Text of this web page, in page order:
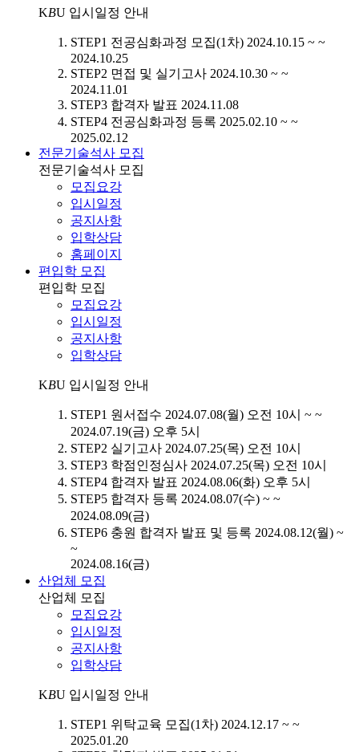
KBU 입시일정 안내
STEP1 전공심화과정 모집(1차) 2024.10.15 ~ ~
2024.10.25
STEP2 면접 및 실기고사 2024.10.30 ~ ~
2024.11.01
STEP3 합격자 발표 2024.11.08
STEP4 전공심화과정 등록 2025.02.10 ~ ~
2025.02.12
전문기술석사 모집
전문기술석사 모집
모집요강
입시일정
공지사항
입학상담
홈페이지
편입학 모집
편입학 모집
모집요강
입시일정
공지사항
입학상담
KBU 입시일정 안내
STEP1 원서접수 2024.07.08(월) 오전 10시 ~ ~
2024.07.19(금) 오후 5시
STEP2 실기고사 2024.07.25(목) 오전 10시
STEP3 학점인정심사 2024.07.25(목) 오전 10시
STEP4 합격자 발표 2024.08.06(화) 오후 5시
STEP5 합격자 등록 2024.08.07(수) ~ ~
2024.08.09(금)
STEP6 충원 합격자 발표 및 등록 2024.08.12(월) ~
~
2024.08.16(금)
산업체 모집
산업체 모집
모집요강
입시일정
공지사항
입학상담
KBU 입시일정 안내
STEP1 위탁교육 모집(1차) 2024.12.17 ~ ~
2025.01.20